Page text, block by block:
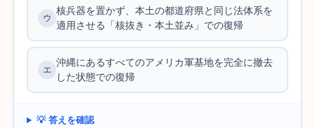
核兵器を置かず、本土の都道府県と同じ法体系を
適用させる「核抜き・本土並み」での復帰
沖縄にあるすべてのアメリカ軍基地を完全に撤去
した状態での復帰
💡 答えを確認